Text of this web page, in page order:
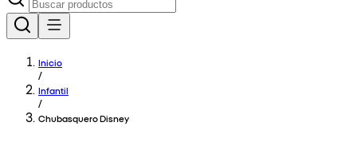
Inicio
/
Infantil
/
Chubasquero Disney